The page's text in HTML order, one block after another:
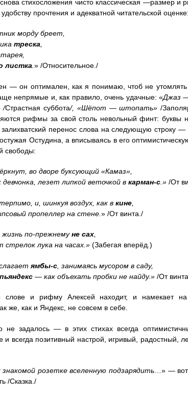
стихосложения чисто классическая —размер и
прочтения и адекватной читательской оценке:
морду бреет,
треска
листка » /Относительное./
— он оптимален, как я понимаю, чтоб не
непрямые и, как правило, очень удачные: «Джаз
/Страстная суббота/, «Шёпот — штопать»/
рифмы за свой столь невольный финт: буквы
перенос слова на следующую
Остудина, а вписываясь в его
свободы:
во дворе буксующий «Камаз»,
лезет липкой веточкой в карман-с .» /От
и, шинкуя воздух, как в кине
пропеллер на стене. » /От винта./
по-прежнемуне сах
лука на часах.» (Забегая вперёд.)
ямбы-с , занимаясь мусором в саду,
пьяндекс — как объехать пробки не найду.» /От
и рифму Алексей находит, и намекает на
же, как и Яндекс, не совсем в себе.
не задалось — в этих стихах всегда
и всегда позитивный настрой, игривый, радостный,
розетке вселенную подзарядить …» —
/Сказка./